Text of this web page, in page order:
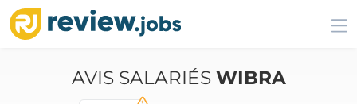
AVIS SALARIÉS WIBRA